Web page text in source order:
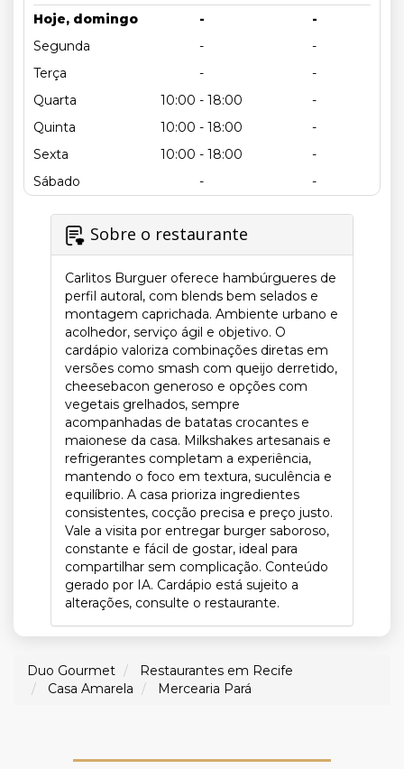
Hoje, domingo
-
-
Segunda
-
-
Terça
-
-
Quarta
10:00 - 18:00
-
Quinta
10:00 - 18:00
-
Sexta
10:00 - 18:00
-
Sábado
- -
Sobre o restaurante
Carlitos Burguer oferece hambúrgueres de
perfil autoral, com blends bem selados e
montagem caprichada. Ambiente urbano e
acolhedor, serviço ágil e objetivo. O
cardápio valoriza combinações diretas em
versões como smash com queijo derretido,
cheesebacon generoso e opções com
vegetais grelhados, sempre
acompanhadas de batatas crocantes e
maionese da casa. Milkshakes artesanais e
refrigerantes completam a experiência,
mantendo o foco em textura, suculência e
equilíbrio. A casa prioriza ingredientes
consistentes, cocção precisa e preço justo.
Vale a visita por entregar burger saboroso,
constante e fácil de gostar, ideal para
compartilhar sem complicação. Conteúdo
gerado por IA. Cardápio está sujeito a
alterações, consulte o restaurante.
Duo Gourmet
Restaurantes em Recife
Casa Amarela
Mercearia Pará